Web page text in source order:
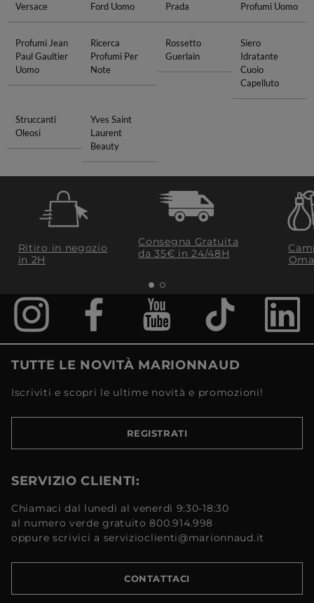
Versace
Ford Uomo
Prada
Profumi Uomo
Profumi Jean
Paul Gaultier
Uomo
Ricerca
Profumi Per
Note
Rossetto
Guerlain
Siero
Idratante
Cuoio
Capelluto
Struccanti
Oleosi
Yves Saint
Laurent
Beauty
Ritiro in negozio
in 2H
Consegna Gratuita
da 35€​ in 24/48H
TUTTE LE NOVITÀ MARIONNAUD
Iscriviti e scopri le ultime novità e promozioni!
REGISTRATI
SERVIZIO CLIENTI:
Chiamaci dal lunedì al venerdì 9:30-18:30
al numero verde gratuito 800.914.998
oppure scrivici a servizioclienti@marionnaud.it
CONTATTACI